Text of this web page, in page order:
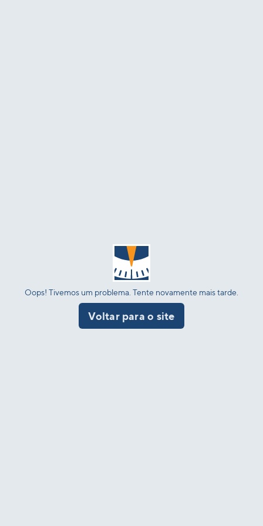
Oops! Tivemos um problema. Tente novamente mais tarde.
Voltar para o site